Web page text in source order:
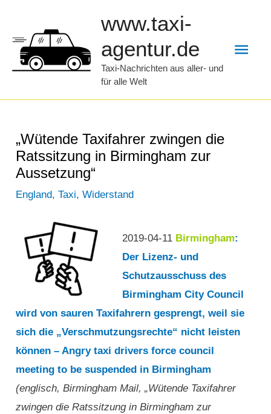
springen
www.taxi-
agentur.de
Taxi-Nachrichten aus aller- und
für alle Welt
„Wütende Taxifahrer zwingen die
Ratssitzung in Birmingham zur
Aussetzung“
England,Taxi,Widerstand
2019-04-11 Birmingham:
Der Lizenz- und
Schutzausschuss des
Birmingham City Council
wird von sauren Taxifahrern gesprengt, weil sie
sich die „Verschmutzungsrechte“ nicht leisten
können – Angry taxi drivers force council
meeting to be suspended in Birmingham
(englisch, Birmingham Mail, „Wütende Taxifahrer
zwingen die Ratssitzung in Birmingham zur